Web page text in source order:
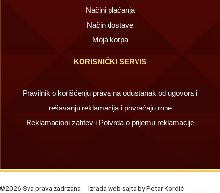
Načini plaćanja
Način dostave
Moja korpa
KORISNIČKI SERVIS
Pravilnik o korišćenju prava na odustanak od ugovora i
rešavanju reklamacija i povraćaju robe
Reklamacioni zahtev i Potvrda o prijemu reklamacije
©2026 Sva prava zadrzana Izrada web sajta by Petar Kordić